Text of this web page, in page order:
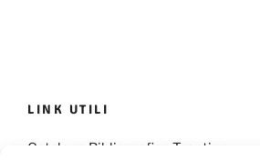
LINK UTILI
Catalogo Bibliografico Trentino